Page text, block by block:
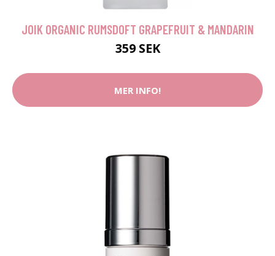
JOIK ORGANIC RUMSDOFT GRAPEFRUIT & MANDARIN
359 SEK
MER INFO!